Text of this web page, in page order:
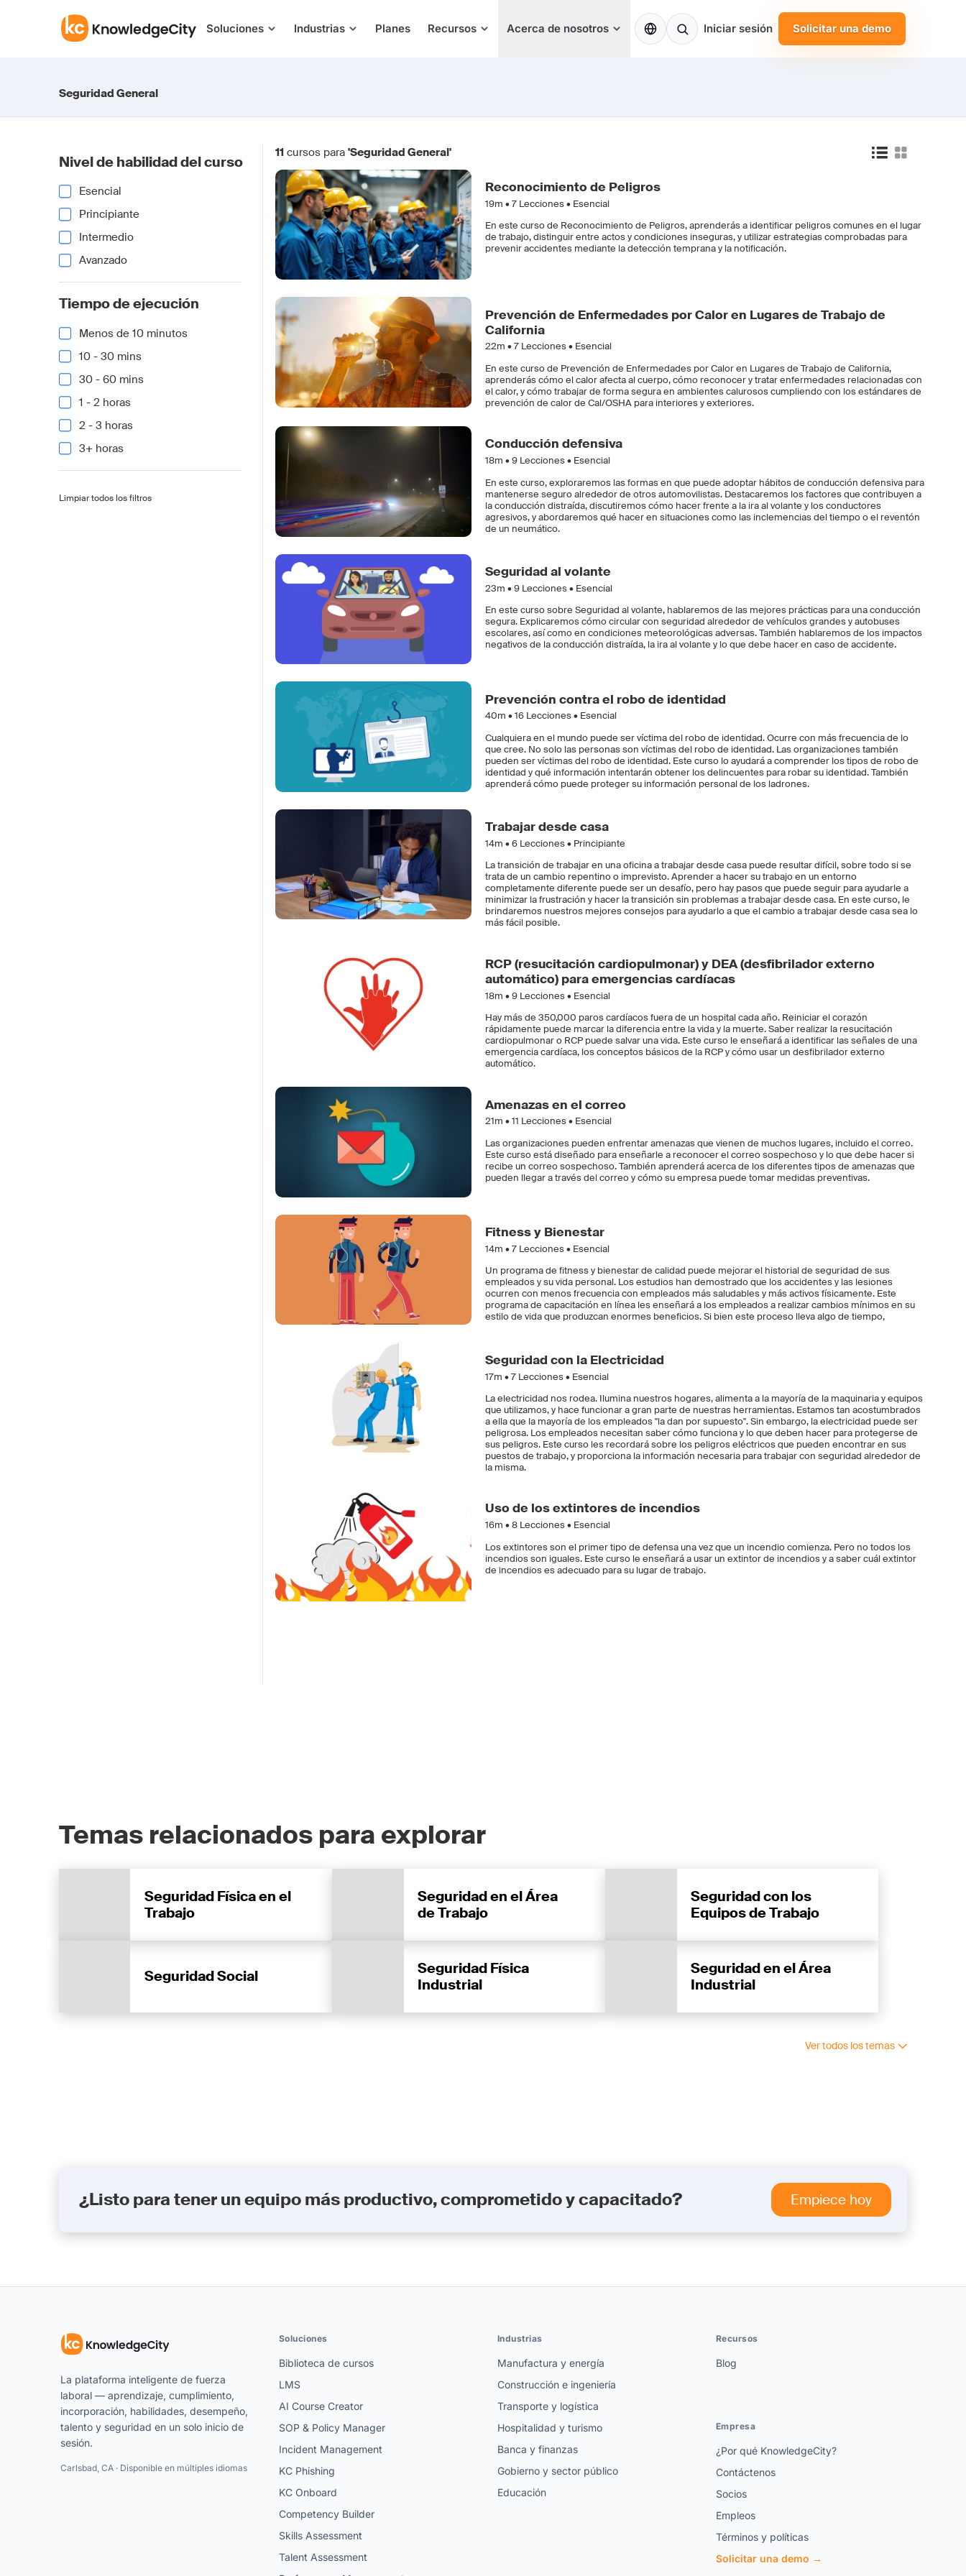
Soluciones Industrias Planes Recursos Acerca de nosotros ES Iniciar sesión Solicitar una demo
Seguridad General
Nivel de habilidad del curso
Esencial
Principiante
Intermedio
Avanzado
Tiempo de ejecución
Menos de 10 minutos
10 - 30 mins
30 - 60 mins
1 - 2 horas
2 - 3 horas
3+ horas
Limpiar todos los filtros
11 cursos para'Seguridad General'
Reconocimiento de Peligros
19m •7Lecciones • Esencial
En este curso de Reconocimiento de Peligros, aprenderás a identificar peligros comunes en el lugar
de trabajo, distinguir entre actos y condiciones inseguras, y utilizar estrategias comprobadas para
prevenir accidentes mediante la detección temprana y la notificación.
Prevención de Enfermedades por Calor en Lugares de Trabajo de
California
22m •7Lecciones • Esencial
En este curso de Prevención de Enfermedades por Calor en Lugares de Trabajo de California,
aprenderás cómo el calor afecta al cuerpo, cómo reconocer y tratar enfermedades relacionadas con
el calor, y cómo trabajar de forma segura en ambientes calurosos cumpliendo con los estándares de
prevención de calor de Cal/OSHA para interiores y exteriores.
Conducción defensiva
18m •9Lecciones • Esencial
En este curso, exploraremos las formas en que puede adoptar hábitos de conducción defensiva para
mantenerse seguro alrededor de otros automovilistas. Destacaremos los factores que contribuyen a
la conducción distraída, discutiremos cómo hacer frente a la ira al volante y los conductores
agresivos, y abordaremos qué hacer en situaciones como las inclemencias del tiempo o el reventón
de un neumático.
Seguridad al volante
23m •9Lecciones • Esencial
En este curso sobre Seguridad al volante, hablaremos de las mejores prácticas para una conducción
segura. Explicaremos cómo circular con seguridad alrededor de vehículos grandes y autobuses
escolares, así como en condiciones meteorológicas adversas. También hablaremos de los impactos
negativos de la conducción distraída, la ira al volante y lo que debe hacer en caso de accidente.
Prevención contra el robo de identidad
40m •16Lecciones • Esencial
Cualquiera en el mundo puede ser víctima del robo de identidad. Ocurre con más frecuencia de lo
que cree. No solo las personas son víctimas del robo de identidad. Las organizaciones también
pueden ser víctimas del robo de identidad. Este curso lo ayudará a comprender los tipos de robo de
identidad y qué información intentarán obtener los delincuentes para robar su identidad. También
aprenderá cómo puede proteger su información personal de los ladrones.
Trabajar desde casa
14m •6Lecciones • Principiante
La transición de trabajar en una oficina a trabajar desde casa puede resultar difícil, sobre todo si se
trata de un cambio repentino o imprevisto. Aprender a hacer su trabajo en un entorno
completamente diferente puede ser un desafío, pero hay pasos que puede seguir para ayudarle a
minimizar la frustración y hacer la transición sin problemas a trabajar desde casa. En este curso, le
brindaremos nuestros mejores consejos para ayudarlo a que el cambio a trabajar desde casa sea lo
más fácil posible.
RCP (resucitación cardiopulmonar) y DEA (desfibrilador externo
automático) para emergencias cardíacas
18m •9Lecciones • Esencial
Hay más de 350,000 paros cardíacos fuera de un hospital cada año. Reiniciar el corazón
rápidamente puede marcar la diferencia entre la vida y la muerte. Saber realizar la resucitación
cardiopulmonar o RCP puede salvar una vida. Este curso le enseñará a identificar las señales de una
emergencia cardíaca, los conceptos básicos de la RCP y cómo usar un desfibrilador externo
automático.
Amenazas en el correo
21m •11 Lecciones • Esencial
Las organizaciones pueden enfrentar amenazas que vienen de muchos lugares, incluido el correo.
Este curso está diseñado para enseñarle a reconocer el correo sospechoso y lo que debe hacer si
recibe un correo sospechoso. También aprenderá acerca de los diferentes tipos de amenazas que
pueden llegar a través del correo y cómo su empresa puede tomar medidas preventivas.
Fitness y Bienestar
14m •7Lecciones • Esencial
Un programa de fitness y bienestar de calidad puede mejorar el historial de seguridad de sus
empleados y su vida personal. Los estudios han demostrado que los accidentes y las lesiones
ocurren con menos frecuencia con empleados más saludables y más activos físicamente. Este
programa de capacitación en línea les enseñará a los empleados a realizar cambios mínimos en su
estilo de vida que produzcan enormes beneficios. Si bien este proceso lleva algo de tiempo,
Seguridad con la Electricidad
17m •7Lecciones • Esencial
La electricidad nos rodea. Ilumina nuestros hogares, alimenta a la mayoría de la maquinaria y equipos
que utilizamos, y hace funcionar a gran parte de nuestras herramientas. Estamos tan acostumbrados
a ella que la mayoría de los empleados "la dan por supuesto". Sin embargo, la electricidad puede ser
peligrosa. Los empleados necesitan saber cómo funciona y lo que deben hacer para protegerse de
sus peligros. Este curso les recordará sobre los peligros eléctricos que pueden encontrar en sus
puestos de trabajo, y proporciona la información necesaria para trabajar con seguridad alrededor de
la misma.
Uso de los extintores de incendios
16m •8Lecciones • Esencial
Los extintores son el primer tipo de defensa una vez que un incendio comienza. Pero no todos los
incendios son iguales. Este curso le enseñará a usar un extintor de incendios y a saber cuál extintor
de incendios es adecuado para su lugar de trabajo.
Temas relacionados para explorar
Seguridad Física en el
Trabajo
Seguridad en el Área
de Trabajo
Seguridad con los
Equipos de Trabajo
Seguridad Social
Seguridad Física
Industrial
Seguridad en el Área
Industrial
Ver todos los temas
¿Listo para tener un equipo más productivo, comprometido y capacitado? Empiece hoy
La plataforma inteligente de fuerza
laboral — aprendizaje, cumplimiento,
incorporación, habilidades, desempeño,
talento y seguridad en un solo inicio de
sesión.
Carlsbad, CA · Disponible en múltiples idiomas
Soluciones
Biblioteca de cursos
LMS
AI Course Creator
SOP & Policy Manager
Incident Management
KC Phishing
KC Onboard
Competency Builder
Skills Assessment
Talent Assessment
Industrias
Manufactura y energía
Construcción e ingeniería
Transporte y logística
Hospitalidad y turismo
Banca y finanzas
Gobierno y sector público
Educación
Recursos
Blog
Empresa
¿Por qué KnowledgeCity?
Contáctenos
Socios
Empleos
Términos y políticas
Solicitar una demo →